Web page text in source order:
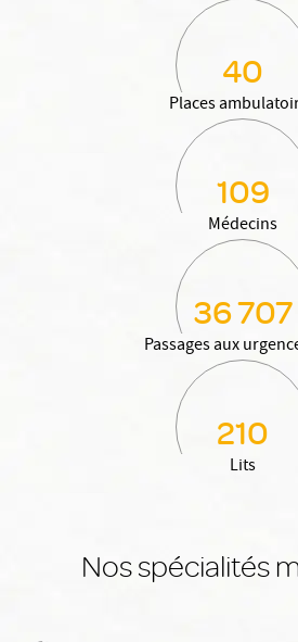
40
Places
109
Médecins
36 707
Passages aux
210
Lits
Nos spécialités